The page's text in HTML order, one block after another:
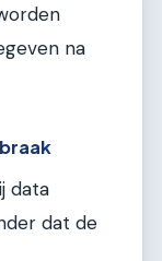
na
data
dat de